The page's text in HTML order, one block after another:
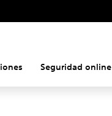
Seguridad online